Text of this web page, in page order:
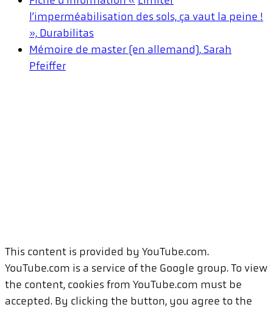
l’imperméabilisation des sols, ça vaut la peine !
», Durabilitas
Mémoire de master (en allemand), Sarah
Pfeiffer
This content is provided by YouTube.com.
YouTube.com is a service of the Google group. To view
the content, cookies from YouTube.com must be
accepted. By clicking the button, you agree to the